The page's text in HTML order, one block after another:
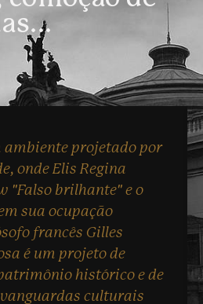
ambiente projetado por
onde Elis Regina
"Falso brilhante" e o
sua ocupação
francês Gilles
é um projeto de
histórico e de
culturais